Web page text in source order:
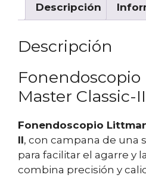
Descripción
Descripción
Master Classic-II
Fonendoscopio
II, con campana de una
para facilitar el agarre y
combina precisión y